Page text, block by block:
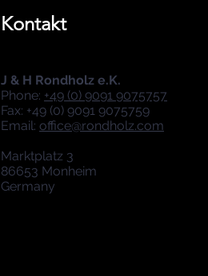
Kontakt
J & H Rondholz e.K.
Phone: +49 (0) 9091 9075757
Fax: +49 (0) 9091 9075759
Email: office@rondholz.com
Marktplatz 3
86653 Monheim
Germany